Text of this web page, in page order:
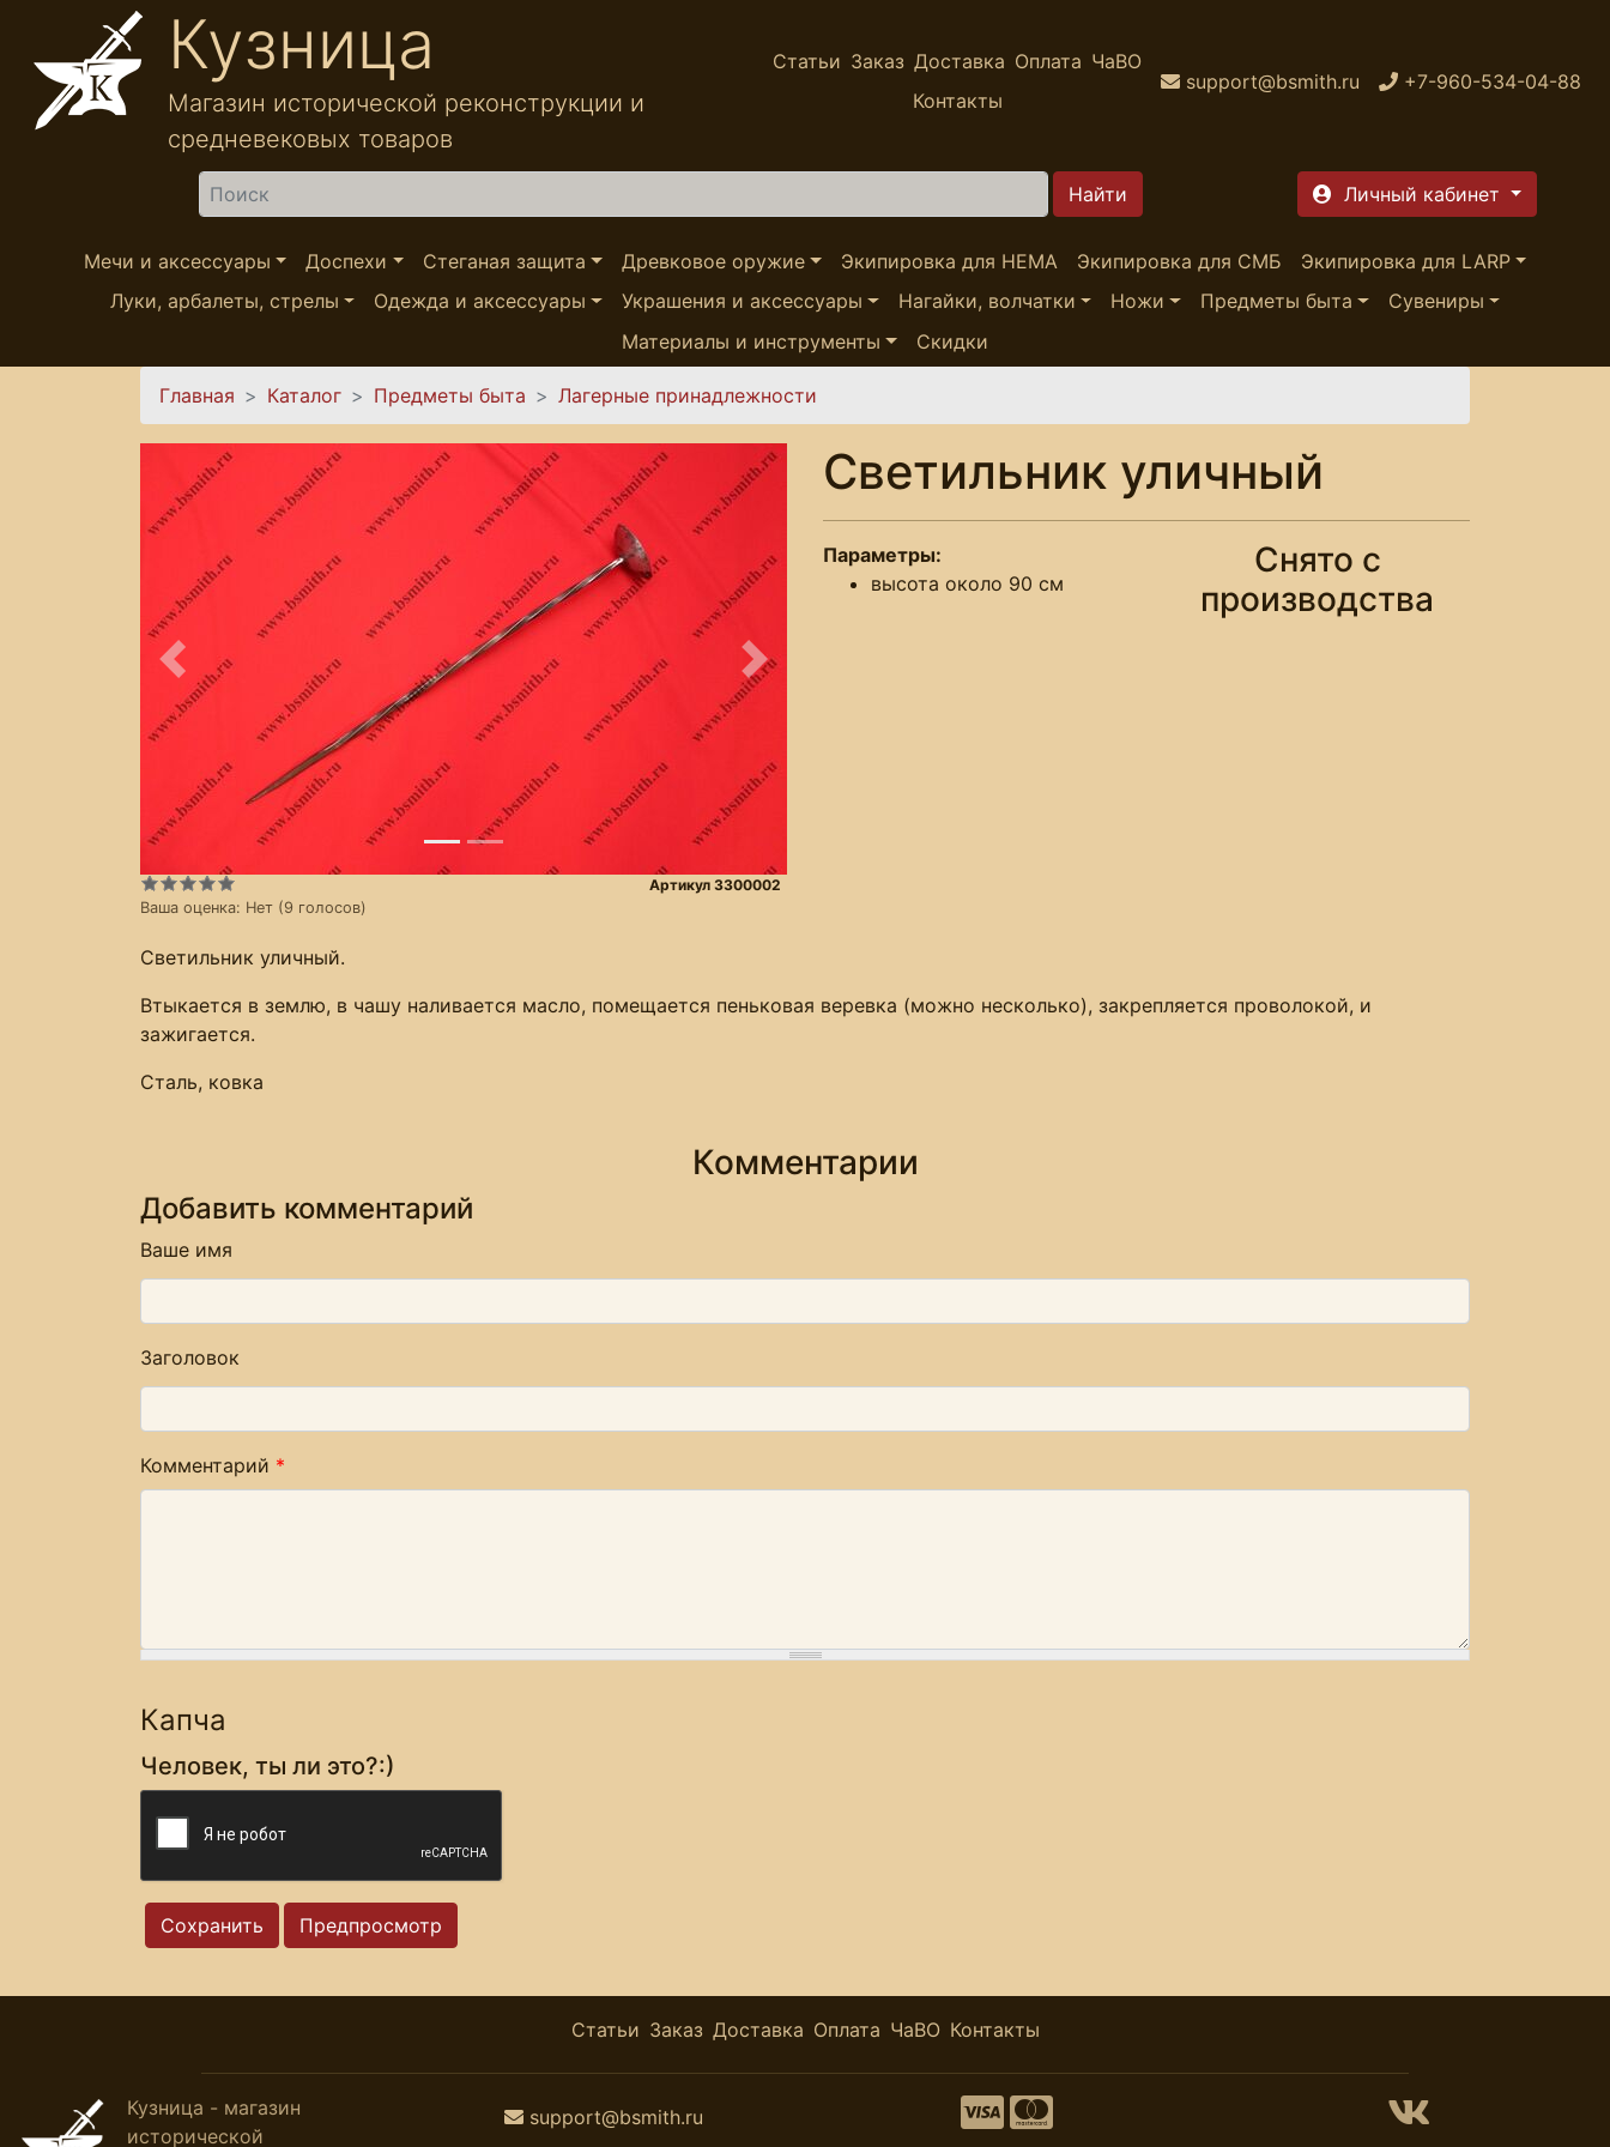
Перейти к основному содержанию
Кузница
Магазин исторической реконструкции и
средневековых товаров
Статьи Заказ Доставка Оплата ЧаВО
Контакты
support@bsmith.ru +7-960-534-04-88
Найти Личный кабинет
Мечи и аксессуары Доспехи Стеганая защита Древковое оружие Экипировка для HEMA Экипировка для СМБ
Экипировка для LARP
Луки, арбалеты, стрелы
Одежда и аксессуары Украшения и аксессуары Нагайки, волчатки Ножи Предметы быта
Сувениры
Материалы и инструменты
Скидки
Вы здесь
Главная Каталог Предметы быта Лагерные принадлежности
Предыдущее Следующее
Ваша оценка: Нет (9 голосов)
Артикул 3300002
Светильник уличный
Параметры:
высота около 90 см
Снято с
производства
Светильник уличный.
Втыкается в землю, в чашу наливается масло, помещается пеньковая веревка (можно несколько), закрепляется проволокой, и
зажигается.
Сталь, ковка
Комментарии
Добавить комментарий
Ваше имя
Заголовок
Комментарий *
Капча
Человек, ты ли это?:)
Статьи Заказ Доставка Оплата ЧаВО Контакты
Кузница - магазин
исторической
support@bsmith.ru